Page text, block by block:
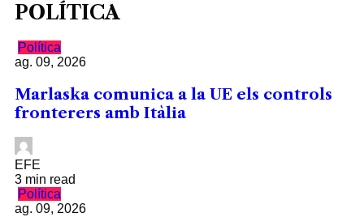
POLÍTICA
Política
ag. 09, 2026
Marlaska comunica a la UE els controls
fronterers amb Itàlia
EFE
3 min read
Política
ag. 09, 2026